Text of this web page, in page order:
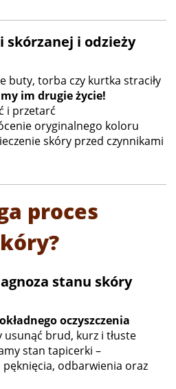
i odzieży
buty, torba czy kurtka straciły
im drugie życie!
i przetarć
oryginalnego koloru
skóry przed czynnikami
proces
stanu skóry
oczyszczenia
usunąć brud, kurz i tłuste
stan tapicerki –
odbarwienia oraz